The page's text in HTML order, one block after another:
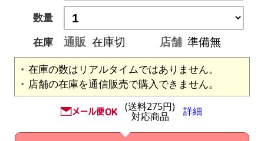
数量
在庫
通販 在庫切 店舗 準備無
在庫の数はリアルタイムではありません。
店舗の在庫を通信販売で購入できません。
(送料275円)
対応商品 詳細